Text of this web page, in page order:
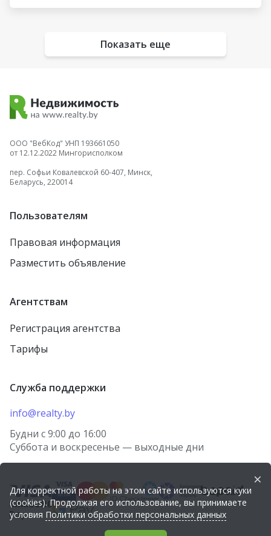
Показать еще
ООО "ВебКод" УНП 193661050
от 12.12.2022 Мингорисполком
пер. Софьи Ковалевской 60-407, Минск,
Беларусь, 220014
Пользователям
Правовая информация
Разместить объявление
Агентствам
Регистрация агентства
Тарифы
Служба поддержки
info@realty.by
Будни с 9:00 до 16:00
Суббота и воскресенье — выходные дни
×
Для корректной работы на этом сайте используются куки
(cookies). Продолжая его использование, вы принимаете
условия Политики обработки персональных данных